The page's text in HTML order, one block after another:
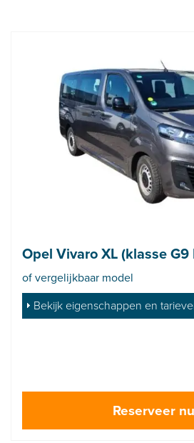
Opel Vivaro XL (klasse G9
of vergelijkbaar model
Bekijk eigenschappen en
Reserveer nu